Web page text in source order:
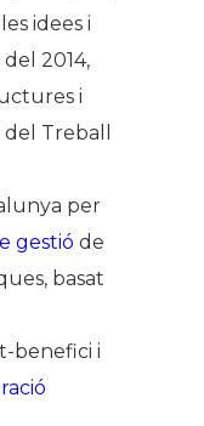
idees i
2014,
i
Treball
per
gestió de
basat
benefici i